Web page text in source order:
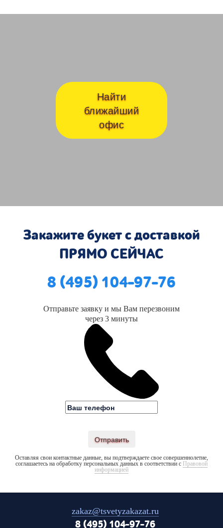
Найти
ближайший
офис
Закажите букет с доставкой
ПРЯМО СЕЙЧАС
8 (495) 104-97-76
Отправьте заявку и мы Вам перезвоним
через 3 минуты
Отправить
Оставляя свои контактные данные, вы подтверждаете свое совершеннолетие,
соглашаетесь на обработку персональных данных в соответствии с Правовой
информацией
zakaz@tsvetyzakazat.ru
8 (495) 104-97-76